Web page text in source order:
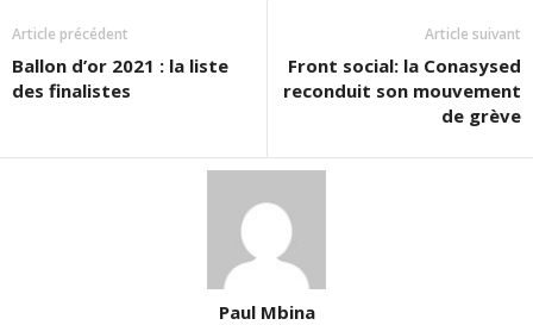
Article précédent
Ballon d’or 2021 : la liste
des finalistes
Article suivant
Front social: la Conasysed
reconduit son mouvement
de grève
Paul Mbina